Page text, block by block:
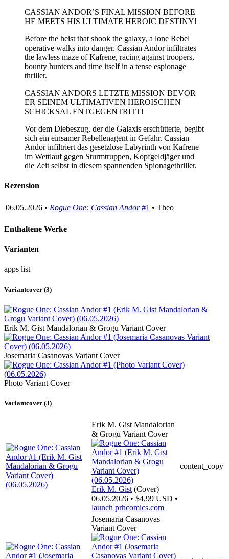
CASSIAN ANDOR’S FINAL MISSION BEFORE
HE MEETS HIS ULTIMATE HEROIC DESTINY!
Before the heist that shook the galaxy, a lone Rebel
operative walks into danger. Cassian Andor infiltrates
the lawless maze of Kafrene, racing against troopers,
bounty hunters and time itself in a tense espionage
thriller.
CASSIAN ANDORS LETZTE MISSION BEVOR
ER SEINEM ULTIMATIVEN HEROISCHEN
SCHICKSAL ENTGEGENTRITT!
Vor dem Diebeszug, der die Galaxis erschütterte, begibt
sich ein einsamer Rebellenagent in Gefahr. Cassian
Andor infiltriert das gesetzlose Labyrinth von Kafrene
im Wettlauf gegen Sturmtruppen, Kopfgeldjäger und
die Zeit selbst in diesem spannenden Spionagethriller.
Rezension
06.05.2026 • Rogue One: Cassian Andor#1 • Theo
Enthaltene Werke
Varianten
apps list
Variantcover (3)
Erik M. Gist Mandalorian & Grogu Variant Cover
Josemaria Casanovas Variant Cover
Photo Variant Cover
Variantcover (3)
Erik M. Gist Mandalorian
& Grogu Variant Cover
Erik M. Gist (Cover)
06.05.2026 • $4,99 USD •
launch prhcomics.com
content_copy
Josemaria Casanovas
Variant Cover